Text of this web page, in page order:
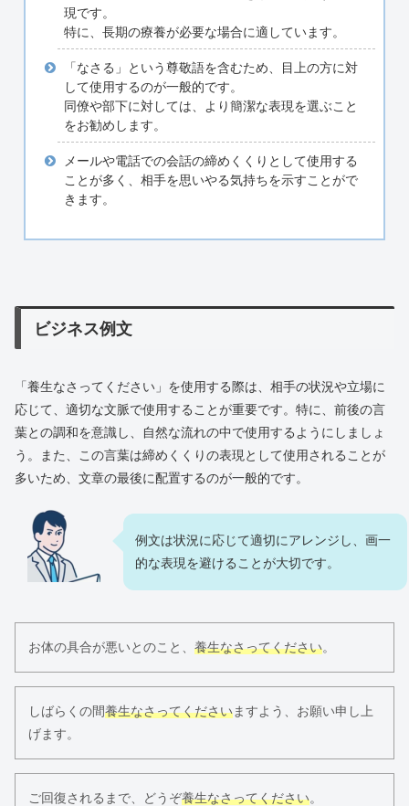
現です。
特に、長期の療養が必要な場合に適しています。
「なさる」という尊敬語を含むため、目上の方に対
して使用するのが一般的です。
同僚や部下に対しては、より簡潔な表現を選ぶこと
をお勧めします。
メールや電話での会話の締めくくりとして使用する
ことが多く、相手を思いやる気持ちを示すことがで
きます。
ビジネス例文
「養生なさってください」を使用する際は、相手の状況や立場に
応じて、適切な文脈で使用することが重要です。特に、前後の言
葉との調和を意識し、自然な流れの中で使用するようにしましょ
う。また、この言葉は締めくくりの表現として使用されることが
多いため、文章の最後に配置するのが一般的です。
例文は状況に応じて適切にアレンジし、画一
的な表現を避けることが大切です。
お体の具合が悪いとのこと、 養生なさってください。
しばらくの間養生なさってくださいますよう、お願い申し上
げます。
ご回復されるまで、どうぞ養生なさってください。